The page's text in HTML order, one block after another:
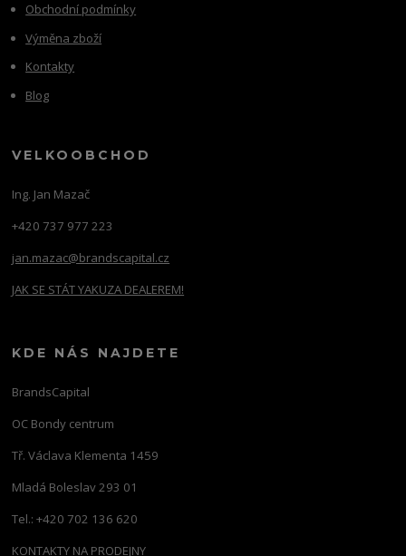
Obchodní podmínky
Výměna zboží
Kontakty
Blog
VELKOOBCHOD
Ing. Jan Mazač
+420 737 977 223
jan.mazac@brandscapital.cz
JAK SE STÁT YAKUZA DEALEREM!
KDE NÁS NAJDETE
BrandsCapital
OC Bondy centrum
Tř. Václava Klementa 1459
Mladá Boleslav 293 01
Tel.: +420 702 136 620
KONTAKTY NA PRODEJNY